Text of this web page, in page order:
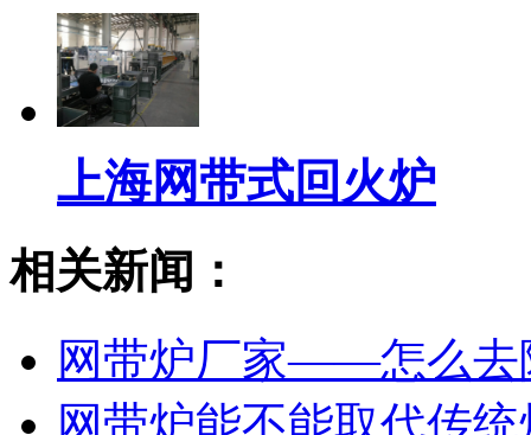
上海网带式回火炉
相关新闻：
网带炉厂家——怎么去
网带炉能不能取代传